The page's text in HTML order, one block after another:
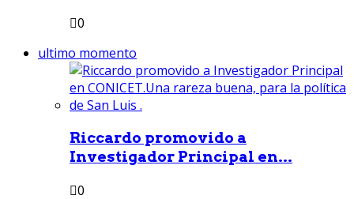
0
ultimo momento
Riccardo promovido a
Investigador Principal en...
0